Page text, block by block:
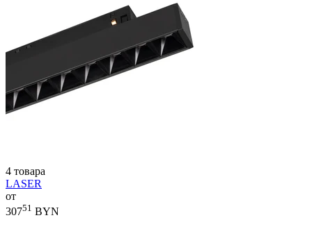
4 товара
LASER
от
30751 BYN